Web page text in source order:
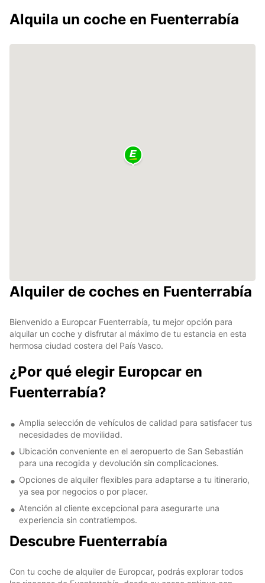
Alquila un coche en Fuenterrabía
Alquiler de coches en Fuenterrabía
Bienvenido a Europcar Fuenterrabía, tu mejor opción para
alquilar un coche y disfrutar al máximo de tu estancia en esta
hermosa ciudad costera del País Vasco.
¿Por qué elegir Europcar en
Fuenterrabía?
Amplia selección de vehículos de calidad para satisfacer tus
necesidades de movilidad.
Ubicación conveniente en el aeropuerto de San Sebastián
para una recogida y devolución sin complicaciones.
Opciones de alquiler flexibles para adaptarse a tu itinerario,
ya sea por negocios o por placer.
Atención al cliente excepcional para asegurarte una
experiencia sin contratiempos.
Descubre Fuenterrabía
Con tu coche de alquiler de Europcar, podrás explorar todos